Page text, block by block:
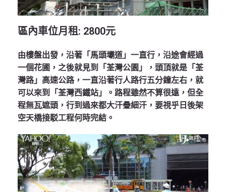
區內車位月租: 2800元
由樓盤出發，沿著「馬頭壩道」一直行，沿途會經過
一個花圃，之後就見到「荃灣公園」，頭頂就是「荃
灣路」高速公路，一直沿著行人路行五分鐘左右，就
可以來到「荃灣西鐵站」。路程雖然不算很遠，但全
程無瓦遮頭，行到過來都大汗疊細汗，要視乎日後架
空天橋接駁工程何時完結。